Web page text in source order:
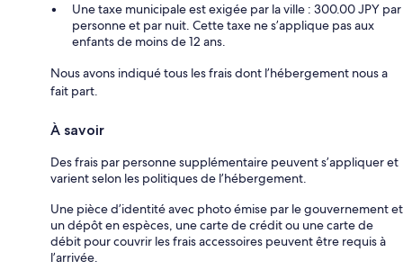
Une taxe municipale est exigée par la ville : 300.00 JPY par
personne et par nuit. Cette taxe ne s’applique pas aux
enfants de moins de 12 ans.
Nous avons indiqué tous les frais dont l’hébergement nous a
fait part.
À savoir
Des frais par personne supplémentaire peuvent s’appliquer et
varient selon les politiques de l’hébergement.
Une pièce d’identité avec photo émise par le gouvernement et
un dépôt en espèces, une carte de crédit ou une carte de
débit pour couvrir les frais accessoires peuvent être requis à
l’arrivée.